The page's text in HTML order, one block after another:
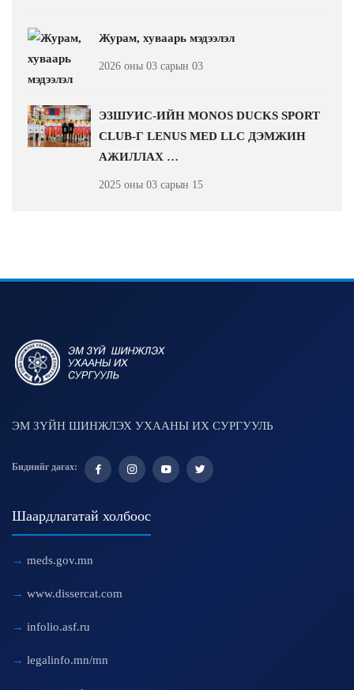
Журам, хуваарь мэдээлэл
2026 оны 03 сарын 03
ЭЗШУИС-ИЙН MONOS DUCKS SPORT
CLUB-Г LENUS MED LLC ДЭМЖИН
АЖИЛЛАХ …
2025 оны 03 сарын 15
ЭМ ЗҮЙН ШИНЖЛЭХ УХААНЫ ИХ СУРГУУЛЬ
Биднийг дагах:
Шаардлагатай холбоос
meds.gov.mn
www.dissercat.com
infolio.asf.ru
legalinfo.mn/mn